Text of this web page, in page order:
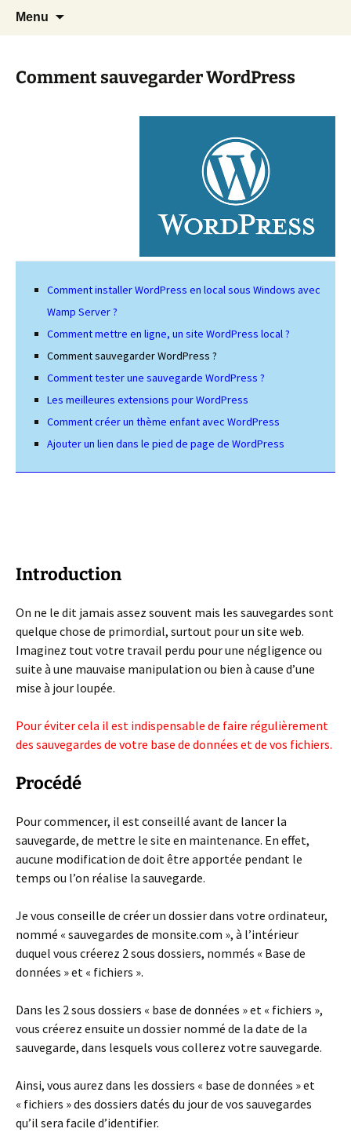
Christian Pc
Cours Dépannages informatique
Interventions rapides création de sites
Menu
Comment sauvegarder WordPress
Comment installer WordPress en local sous Windows avec
Wamp Server ?
Comment mettre en ligne, un site WordPress local ?
Comment sauvegarder WordPress ?
Comment tester une sauvegarde WordPress ?
Les meilleures extensions pour WordPress
Comment créer un thème enfant avec WordPress
Ajouter un lien dans le pied de page de WordPress
Introduction
On ne le dit jamais assez souvent mais les sauvegardes sont
quelque chose de primordial, surtout pour un site web.
Imaginez tout votre travail perdu pour une négligence ou
suite à une mauvaise manipulation ou bien à cause d’une
mise à jour loupée.
Pour éviter cela il est indispensable de faire régulièrement
des sauvegardes de votre base de données et de vos fichiers.
Procédé
Pour commencer, il est conseillé avant de lancer la
sauvegarde, de mettre le site en maintenance. En effet,
aucune modification de doit être apportée pendant le
temps ou l’on réalise la sauvegarde.
Je vous conseille de créer un dossier dans votre ordinateur,
nommé « sauvegardes de monsite.com », à l’intérieur
duquel vous créerez 2 sous dossiers, nommés « Base de
données » et « fichiers ».
Dans les 2 sous dossiers « base de données » et « fichiers »,
vous créerez ensuite un dossier nommé de la date de la
sauvegarde, dans lesquels vous collerez votre sauvegarde.
Ainsi, vous aurez dans les dossiers « base de données » et
« fichiers » des dossiers datés du jour de vos sauvegardes
qu’il sera facile d’identifier.